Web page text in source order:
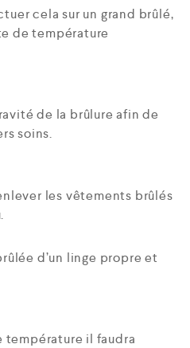
cela sur un grand brûlé,
de température
de la brûlure afin de
soins.
les vêtements brûlés
d’un linge propre et
température il faudra